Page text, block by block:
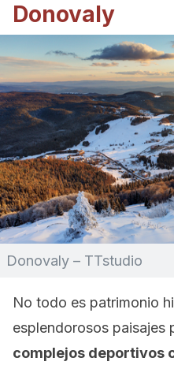
Donovaly
Donovaly – TTstudio
No todo es patrimonio
esplendorosos paisajes
complejos deportivos